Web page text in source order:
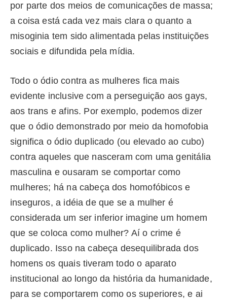
por parte dos meios de comunicações de massa;
a coisa está cada vez mais clara o quanto a
misoginia tem sido alimentada pelas instituições
sociais e difundida pela mídia.
Todo o ódio contra as mulheres fica mais
evidente inclusive com a perseguição aos gays,
aos trans e afins. Por exemplo, podemos dizer
que o ódio demonstrado por meio da homofobia
significa o ódio duplicado (ou elevado ao cubo)
contra aqueles que nasceram com uma genitália
masculina e ousaram se comportar como
mulheres; há na cabeça dos homofóbicos e
inseguros, a idéia de que se a mulher é
considerada um ser inferior imagine um homem
que se coloca como mulher? Aí o crime é
duplicado. Isso na cabeça desequilibrada dos
homens os quais tiveram todo o aparato
institucional ao longo da história da humanidade,
para se comportarem como os superiores, e ai